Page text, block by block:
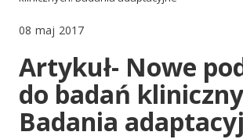
08 maj 2017
Artykuł- Nowe
do badań
Badania